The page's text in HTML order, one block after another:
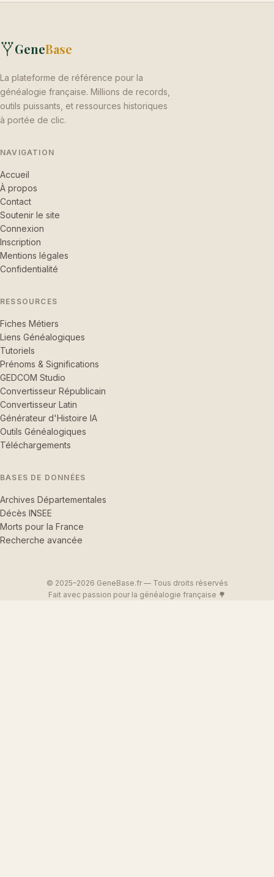
GeneBase
La plateforme de référence pour la
généalogie française. Millions de records,
outils puissants, et ressources historiques
à portée de clic.
NAVIGATION
Accueil
À propos
Contact
Soutenir le site
Connexion
Inscription
Mentions légales
Confidentialité
RESSOURCES
Fiches Métiers
Liens Généalogiques
Tutoriels
Prénoms & Significations
GEDCOM Studio
Convertisseur Républicain
Convertisseur Latin
Générateur d'Histoire IA
Outils Généalogiques
Téléchargements
BASES DE DONNÉES
Archives Départementales
Décès INSEE
Morts pour la France
Recherche avancée
© 2025–2026 GeneBase.fr — Tous droits réservés
Fait avec passion pour la généalogie française 🌳